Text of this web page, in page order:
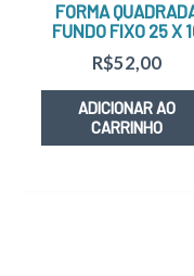
FORMA
FUNDO FIXO 25 X
R$52,00
ADICIONAR AO
CARRINHO